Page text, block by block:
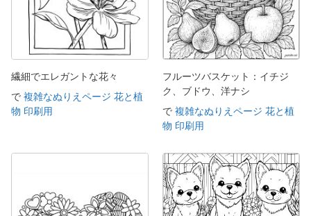
繊細でエレガントな花々
で 複雑なぬりえページ 花と植
物 印刷用
フルーツバスケット：イチジ
ク、ブドウ、洋ナシ
で 複雑なぬりえページ 花と植
物 印刷用